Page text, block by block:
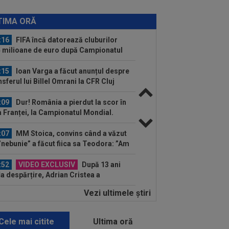
ORĂ
cu Real Madrid! Suma finală e
FIFA încă datorează cluburilor
milioane de euro după Campionatul
Ioan Varga a făcut anunțul despre
lui Billel Omrani la CFR Cluj
Dur! România a pierdut la scor în
Franței, la Campionatul Mondial.
MM Stoica, convins când a văzut
a făcut fiica sa Teodora: ”Am
VIDEO EXCLUSIV
După 13 ani
despărțire, Adrian Cristea a
KuPS - Universitatea Craiova Live
EXCLUSIV
Fotbalistul de
Vezi ultimele ştiri
mai citite Ultima oră